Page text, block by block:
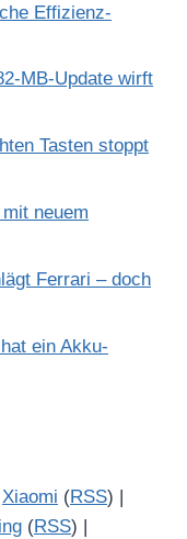
Effizienz-
MB-Update wirft
Tasten stoppt
neuem
Ferrari – doch
ein Akku-
Xiaomi (RSS) |
(RSS) |